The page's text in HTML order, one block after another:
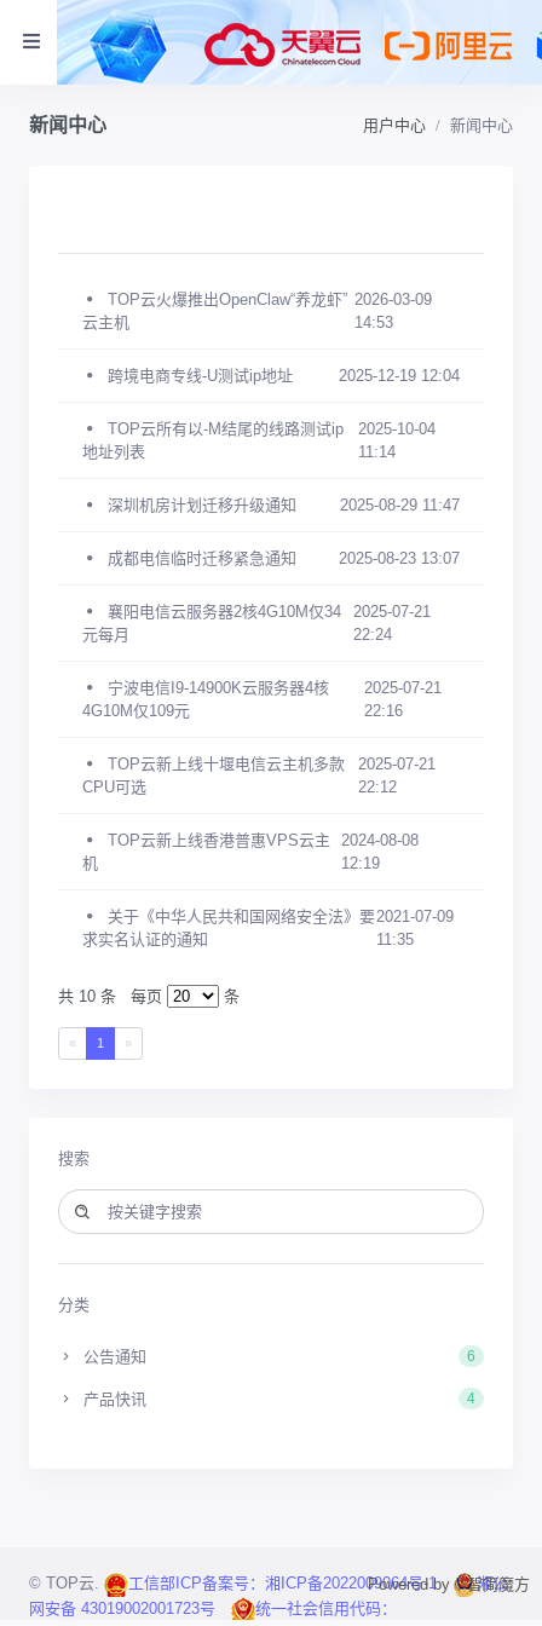
新闻中心 用户中心 新闻中心
TOP云火爆推出OpenClaw“养龙虾”
云主机
2026-03-09
14:53
跨境电商专线-U测试ip地址 2025-12-19 12:04
TOP云所有以-M结尾的线路测试ip
地址列表
2025-10-04
11:14
深圳机房计划迁移升级通知 2025-08-29 11:47
成都电信临时迁移紧急通知 2025-08-23 13:07
襄阳电信云服务器2核4G10M仅34
元每月
2025-07-21
22:24
宁波电信I9-14900K云服务器4核
4G10M仅109元
2025-07-21
22:16
TOP云新上线十堰电信云主机多款
CPU可选
2025-07-21
22:12
TOP云新上线香港普惠VPS云主
机
2024-08-08
12:19
关于《中华人民共和国网络安全法》要
求实名认证的通知
2021-07-09
11:35
共 10 条 每页 条
« 1 »
搜索
分类
公告通知 6
产品快讯 4
© TOP云. 工信部ICP备案号：湘ICP备2022009064号-1
湘公
网安备 43019002001723号
统一社会信用代码：
Powered by ©智简魔方